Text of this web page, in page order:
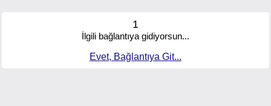
1
İlgili bağlantıya gidiyorsun...
Evet, Bağlantıya Git...